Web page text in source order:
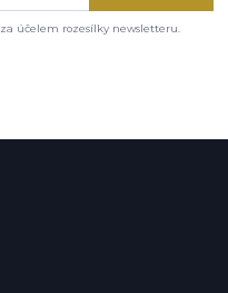
za účelem rozesílky newsletteru.